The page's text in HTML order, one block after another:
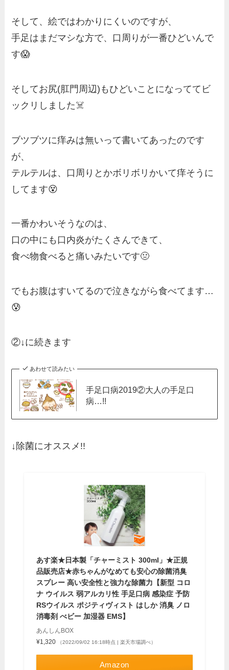
そして、絵ではわかりにくいのですが、
手足はまだマシな方で、口周りが一番ひどいんで
す😱
そしてお尻(肛門周辺)もひどいことになっててビ
ックリしました☠️
ブツブツに痒みは無いって書いてあったのです
が、
テルテルは、口周りとかボリボリかいて痒そうに
してます😵
一番かわいそうなのは、
口の中にも口内炎がたくさんできて、
食べ物食べると痛いみたいです🤢
でもお腹はすいてるので泣きながら食べてます…
😰
②↓に続きます
あわせて読みたい
手足口病2019②大人の手足口
病…!!
↓除菌にオススメ!!
あす楽★日本製「チャーミスト 300ml」★正規
品販売店★赤ちゃんがなめても安心の除菌消臭
スプレー 高い安全性と強力な除菌力【新型 コロ
ナ ウイルス 弱アルカリ性 手足口病 感染症 予防
RSウイルス ポジティヴィスト はしか 消臭 ノロ
消毒剤 べビー 加湿器 EMS】
あんしんBOX
¥1,320
（2022/09/02 16:18時点 | 楽天市場調べ）
Amazon